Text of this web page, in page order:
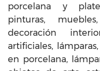
porcelana y
pinturas,
decoración
artificiales,
en porcelana,